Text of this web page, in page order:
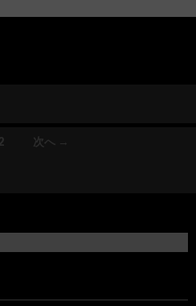
2 次へ →